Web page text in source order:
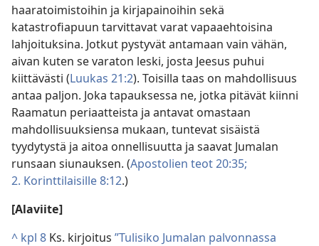
haaratoimistoihin ja kirjapainoihin sekä
katastrofiapuun tarvittavat varat vapaaehtoisina
lahjoituksina. Jotkut pystyvät antamaan vain vähän,
aivan kuten se varaton leski, josta Jeesus puhui
kiittävästi (Luukas 21:2). Toisilla taas on mahdollisuus
antaa paljon. Joka tapauksessa ne, jotka pitävät kiinni
Raamatun periaatteista ja antavat omastaan
mahdollisuuksiensa mukaan, tuntevat sisäistä
tyydytystä ja aitoa onnellisuutta ja saavat Jumalan
runsaan siunauksen. (Apostolien teot 20:35;
2. Korinttilaisille 8:12.)
[Alaviite]
^ kpl 8 Ks. kirjoitus ”Tulisiko Jumalan palvonnassa